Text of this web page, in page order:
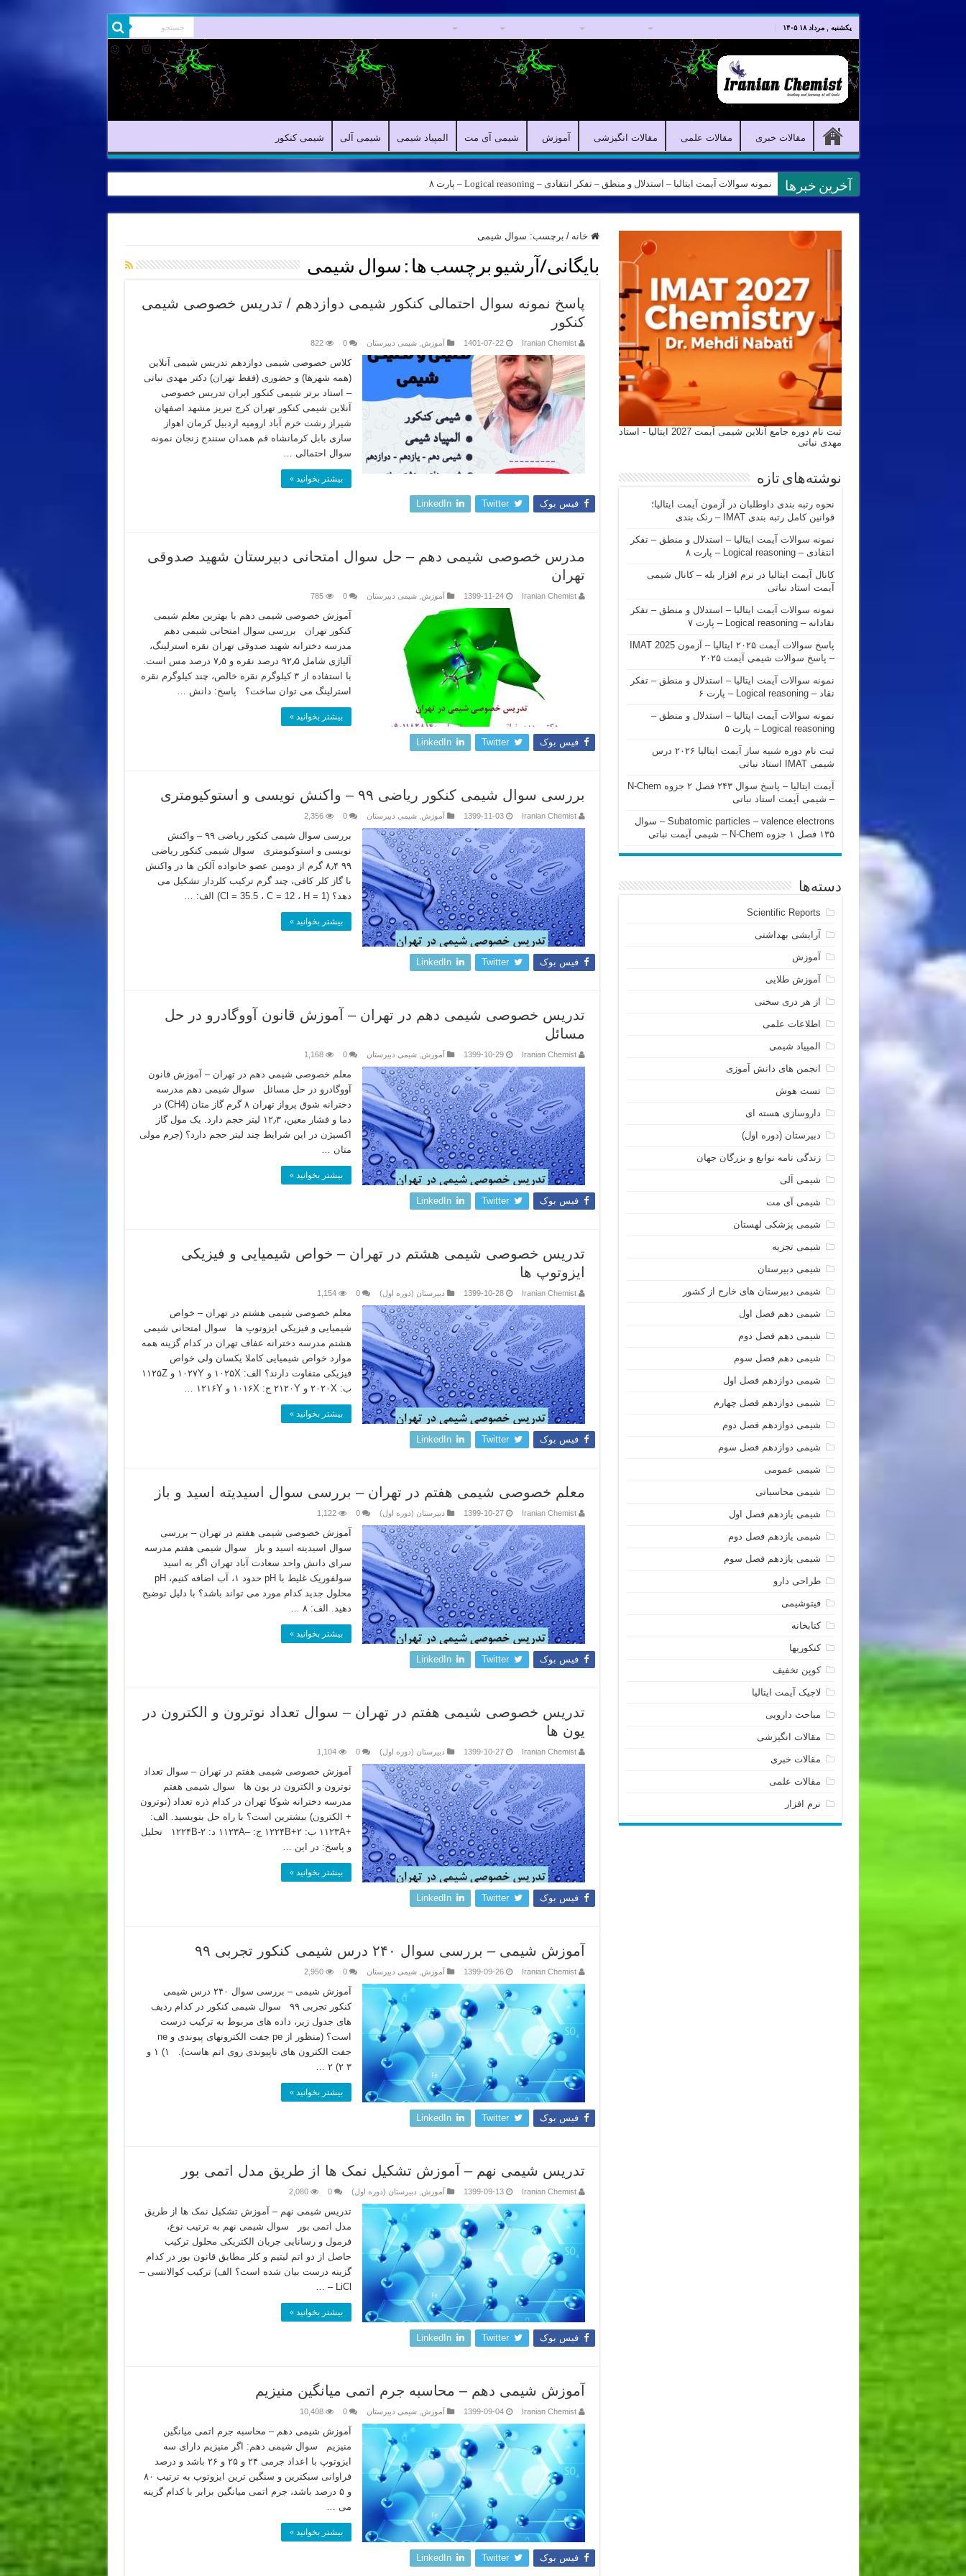
یکشنبه , مرداد ۱۸ ۱۴۰۵
مقالات خبری مقالات علمی مقالات انگیزشی آموزش شیمی آی مت المپیاد شیمی شیمی آلی شیمی کنکور
آخرین خبرها کانال آیمت ایتالیا در نرم افزار بله – کانال شیمی آیمت استاد نباتی
خانه / برچسب: سوال شیمی
بایگانی/آرشیو برچسب ها : سوال شیمی
پاسخ نمونه سوال احتمالی کنکور شیمی دوازدهم / تدریس خصوصی شیمی
کنکور
Iranian Chemist
1401-07-22 آموزش ,شیمی دبیرستان 0
822
کلاس خصوصی شیمی دوازدهم تدریس شیمی آنلاین
(همه شهرها) و حضوری (فقط تهران) دکتر مهدی نباتی
– استاد برتر شیمی کنکور ایران تدریس خصوصی
آنلاین شیمی کنکور تهران کرج تبریز مشهد اصفهان
شیراز رشت خرم آباد ارومیه اردبیل کرمان اهواز
ساری بابل کرمانشاه قم همدان سنندج زنجان نمونه
سوال احتمالی …
بیشتر بخوانید »
فیس بوک Twitter
LinkedIn
مدرس خصوصی شیمی دهم – حل سوال امتحانی دبیرستان شهید صدوقی
تهران
Iranian Chemist
1399-11-24 آموزش ,شیمی دبیرستان 0
785
آموزش خصوصی شیمی دهم با بهترین معلم شیمی
کنکور تهران بررسی سوال امتحانی شیمی دهم
مدرسه دخترانه شهید صدوقی تهران نقره استرلینگ،
آلیاژی شامل ۹۲٫۵ درصد نقره و ۷٫۵ درصد مس است.
با استفاده از ۳ کیلوگرم نقره خالص، چند کیلوگرم نقره
استرلینگ می توان ساخت؟ پاسخ: دانش …
بیشتر بخوانید »
فیس بوک Twitter
LinkedIn
بررسی سوال شیمی کنکور ریاضی ۹۹ – واکنش نویسی و استوکیومتری
Iranian Chemist
1399-11-03 آموزش ,شیمی دبیرستان 0
2,356
بررسی سوال شیمی کنکور ریاضی ۹۹ – واکنش
نویسی و استوکیومتری سوال شیمی کنکور ریاضی
۹۹ ۸٫۴ گرم از دومین عصو خانواده آلکن ها در واکنش
با گاز کلر کافی، چند گرم ترکیب کلردار تشکیل می
دهد؟ (Cl = 35.5 ، C = 12 ، H = 1) الف: …
بیشتر بخوانید »
فیس بوک Twitter
LinkedIn
تدریس خصوصی شیمی دهم در تهران – آموزش قانون آووگادرو در حل
مسائل
Iranian Chemist
1399-10-29 آموزش ,شیمی دبیرستان 0
1,168
معلم خصوصی شیمی دهم در تهران – آموزش قانون
آووگادرو در حل مسائل سوال شیمی دهم مدرسه
دخترانه شوق پرواز تهران ۸ گرم گاز متان (CH4) در
دما و فشار معین، ۱۲٫۳ لیتر حجم دارد. یک مول گاز
اکسیژن در این شرایط چند لیتر حجم دارد؟ (جرم مولی
متان …
بیشتر بخوانید »
فیس بوک Twitter
LinkedIn
تدریس خصوصی شیمی هشتم در تهران – خواص شیمیایی و فیزیکی
ایزوتوپ ها
Iranian Chemist
1399-10-28 دبیرستان (دوره اول) 0
1,154
معلم خصوصی شیمی هشتم در تهران – خواص
شیمیایی و فیزیکی ایزوتوپ ها سوال امتحانی شیمی
هشتم مدرسه دخترانه عفاف تهران در کدام گزینه همه
موارد خواص شیمیایی کاملا یکسان ولی خواص
فیزیکی متفاوت دارند؟ الف: ۱۰۲۵X و ۱۰۲۷Y و ۱۱۲۵Z
ب: ۲۰۲۰X و ۲۱۲۰Y ج: ۱۰۱۶X و ۱۲۱۶Y …
بیشتر بخوانید »
فیس بوک Twitter
LinkedIn
معلم خصوصی شیمی هفتم در تهران – بررسی سوال اسیدیته اسید و باز
Iranian Chemist
1399-10-27 دبیرستان (دوره اول) 0
1,122
آموزش خصوصی شیمی هفتم در تهران – بررسی
سوال اسیدیته اسید و باز سوال شیمی هفتم مدرسه
سرای دانش واحد سعادت آباد تهران اگر به اسید
سولفوریک غلیط با pH حدود ۱، آب اضافه کنیم، pH
محلول جدید کدام مورد می تواند باشد؟ با دلیل توضیح
دهید. الف: ۸ …
بیشتر بخوانید »
فیس بوک Twitter
LinkedIn
تدریس خصوصی شیمی هفتم در تهران – سوال تعداد نوترون و الکترون در
یون ها
Iranian Chemist
1399-10-27 دبیرستان (دوره اول) 0
1,104
آموزش خصوصی شیمی هفتم در تهران – سوال تعداد
نوترون و الکترون در یون ها سوال شیمی هفتم
مدرسه دخترانه شوکا تهران در کدام ذره تعداد (نوترون
+ الکترون) بیشترین است؟ با راه حل بنویسید. الف:
+۱۱۲۳A ب: ۲+۱۲۲۴B ج: –۱۱۲۳A د: ۲-۱۲۲۴B تحلیل
و پاسخ: در این …
بیشتر بخوانید »
فیس بوک Twitter
LinkedIn
آموزش شیمی – بررسی سوال ۲۴۰ درس شیمی کنکور تجربی ۹۹
Iranian Chemist
1399-09-26 آموزش ,شیمی دبیرستان 0
2,950
آموزش شیمی – بررسی سوال ۲۴۰ درس شیمی
کنکور تجربی ۹۹ سوال شیمی کنکور در کدام ردیف
های جدول زیر، داده های مربوط به ترکیب درست
است؟ (منظور از pe جفت الکترونهای پیوندی و ne
جفت الکترون های ناپیوندی روی اتم هاست). ۱) ۱ و
۳ ۲) ۲ …
بیشتر بخوانید »
فیس بوک Twitter
LinkedIn
تدریس شیمی نهم – آموزش تشکیل نمک ها از طریق مدل اتمی بور
Iranian Chemist
1399-09-13 آموزش دبیرستان (دوره اول) 0
2,080
تدریس شیمی نهم – آموزش تشکیل نمک ها از طریق
مدل اتمی بور سوال شیمی نهم به ترتیب نوع،
فرمول و رسانایی جریان الکتریکی محلول ترکیب
حاصل از دو اتم لیتیم و کلر مطابق قانون بور در کدام
گزینه درست بیان شده است؟ الف) ترکیب کوالانسی –
LiCl – …
بیشتر بخوانید »
فیس بوک Twitter
LinkedIn
آموزش شیمی دهم – محاسبه جرم اتمی میانگین منیزیم
Iranian Chemist
1399-09-04 آموزش ,شیمی دبیرستان 0
10,408
آموزش شیمی دهم – محاسبه جرم اتمی میانگین
منیزیم سوال شیمی دهم: اگر منیزیم دارای سه
ایزوتوپ با اعداد جرمی ۲۴ و ۲۵ و ۲۶ باشد و درصد
فراوانی سبکترین و سنگین ترین ایزوتوپ به ترتیب ۸۰
و ۵ درصد باشد، جرم اتمی میانگین برابر با کدام گزینه
می …
بیشتر بخوانید »
فیس بوک Twitter
LinkedIn
ثبت نام دوره جامع آنلاین شیمی آیمت 2027 ایتالیا - استاد
مهدی نباتی
نوشته‌های تازه
نحوه رتبه بندی داوطلبان در آزمون آیمت ایتالیا؛
قوانین کامل رتبه بندی IMAT – رنک بندی
نمونه سوالات آیمت ایتالیا – استدلال و منطق – تفکر
انتقادی – Logical reasoning – پارت ۸
کانال آیمت ایتالیا در نرم افزار بله – کانال شیمی
آیمت استاد نباتی
نمونه سوالات آیمت ایتالیا – استدلال و منطق – تفکر
نقادانه – Logical reasoning – پارت ۷
پاسخ سوالات آیمت ۲۰۲۵ ایتالیا – آزمون IMAT 2025
– پاسخ سوالات شیمی آیمت ۲۰۲۵
نمونه سوالات آیمت ایتالیا – استدلال و منطق – تفکر
نقاد – Logical reasoning – پارت ۶
نمونه سوالات آیمت ایتالیا – استدلال و منطق –
Logical reasoning – پارت ۵
ثبت نام دوره شبیه ساز آیمت ایتالیا ۲۰۲۶ درس
شیمی IMAT استاد نباتی
آیمت ایتالیا – پاسخ سوال ۲۴۳ فصل ۲ جزوه N-Chem
– شیمی آیمت استاد نباتی
Subatomic particles – valence electrons – سوال
۱۳۵ فصل ۱ جزوه N-Chem – شیمی آیمت نباتی
دسته‌ها
Scientific Reports
آرایشی بهداشتی
آموزش
آموزش طلایی
از هر دری سخنی
اطلاعات علمی
المپیاد شیمی
انجمن های دانش آموزی
تست هوش
داروسازی هسته ای
دبیرستان (دوره اول)
زندگی نامه نوابغ و بزرگان جهان
شیمی آلی
شیمی آی مت
شیمی پزشکی لهستان
شیمی تجزیه
شیمی دبیرستان
شیمی دبیرستان های خارج از کشور
شیمی دهم فصل اول
شیمی دهم فصل دوم
شیمی دهم فصل سوم
شیمی دوازدهم فصل اول
شیمی دوازدهم فصل چهارم
شیمی دوازدهم فصل دوم
شیمی دوازدهم فصل سوم
شیمی عمومی
شیمی محاسباتی
شیمی یازدهم فصل اول
شیمی یازدهم فصل دوم
شیمی یازدهم فصل سوم
طراحی دارو
فیتوشیمی
کتابخانه
کنکوریها
کوپن تخفیف
لاجیک آیمت ایتالیا
مباحث دارویی
مقالات انگیزشی
مقالات خبری
مقالات علمی
نرم افزار